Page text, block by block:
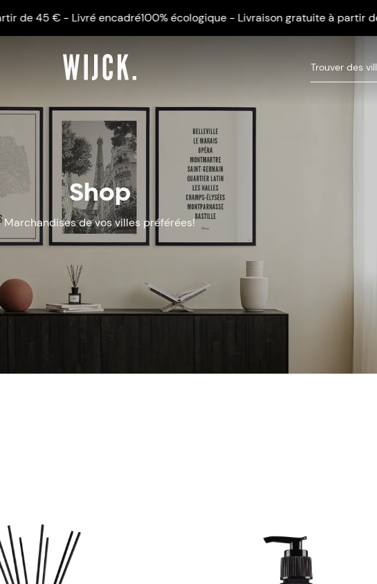
- Livré encadré100% écologique - Livraison gratuite à partir de 45 € -
Shop
Marchandises de vos villes préférées!